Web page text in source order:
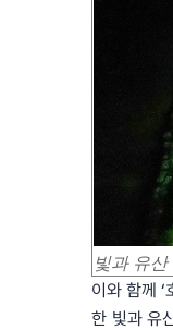
빛과 유산
이와 함께
한 빛과 유